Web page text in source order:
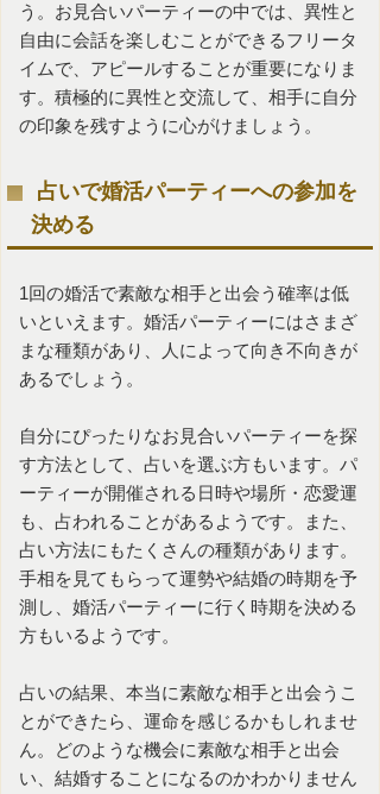
う。お見合いパーティーの中では、異性と
自由に会話を楽しむことができるフリータ
イムで、アピールすることが重要になりま
す。積極的に異性と交流して、相手に自分
の印象を残すように心がけましょう。
占いで婚活パーティーへの参加を
決める
1回の婚活で素敵な相手と出会う確率は低
いといえます。婚活パーティーにはさまざ
まな種類があり、人によって向き不向きが
あるでしょう。
自分にぴったりなお見合いパーティーを探
す方法として、占いを選ぶ方もいます。パ
ーティーが開催される日時や場所・恋愛運
も、占われることがあるようです。また、
占い方法にもたくさんの種類があります。
手相を見てもらって運勢や結婚の時期を予
測し、婚活パーティーに行く時期を決める
方もいるようです。
占いの結果、本当に素敵な相手と出会うこ
とができたら、運命を感じるかもしれませ
ん。どのような機会に素敵な相手と出会
い、結婚することになるのかわかりません